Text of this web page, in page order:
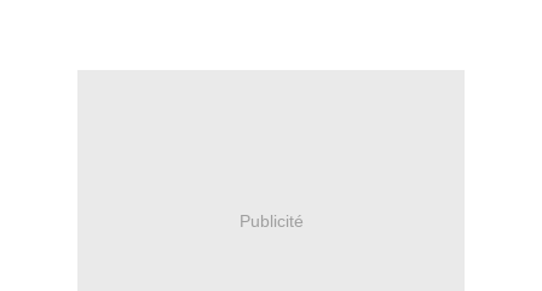
Publicité